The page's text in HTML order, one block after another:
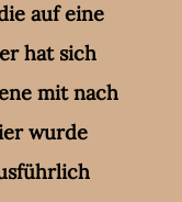
auf eine
hat sich
mit nach
wurde